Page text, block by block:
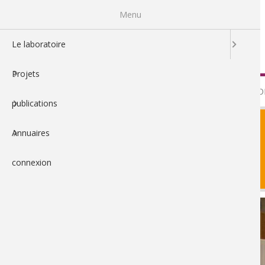
contenu
principal
LE
Menu
Le laboratoire
Projets
publications
Annuaires
connexion